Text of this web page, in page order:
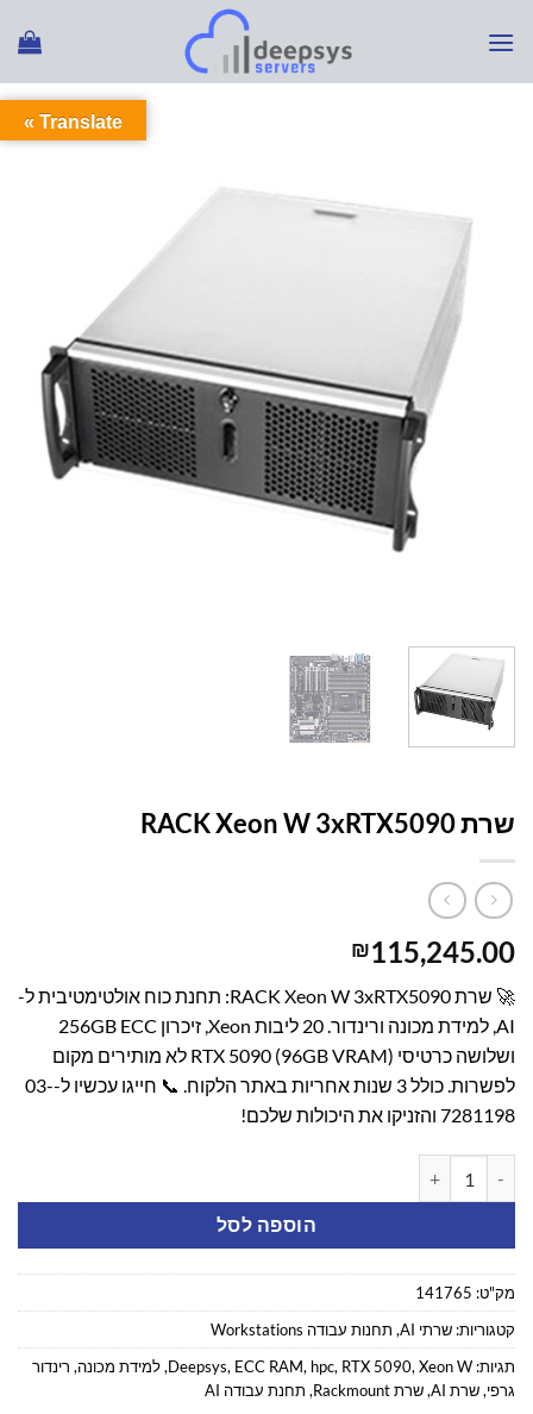
שרת RACK Xeon W 3xRTX5090
₪115,245.00
🚀 שרת RACK Xeon W 3xRTX5090: תחנת כוח אולטימטיבית ל-
AI, למידת מכונה ורינדור. 20 ליבות Xeon, זיכרון 256GB ECC
ושלושה כרטיסי RTX 5090 (96GB VRAM) לא מותירים מקום
לפשרות. כולל 3 שנות אחריות באתר הלקוח. 📞 חייגו עכשיו ל-03-
7281198 והזניקו את היכולות שלכם!
הוספה לסל
מק"ט: 141765
קטגוריות: שרתי AI , תחנות עבודה Workstations
תגיות:
Deepsys, ECC RAM, hpc, RTX 5090, Xeon W
,למידת מכונה, רינדור
גרפי,שרת AI ,שרת Rackmount , תחנת עבודה AI
Translate »